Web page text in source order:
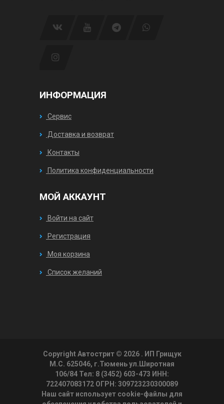
ИНФОРМАЦИЯ
Сервис
Доставка и возврат
Контакты
Политика конфиденциальности
МОЙ АККАУНТ
Войти на сайт
Регистрация
Моя корзина
Список желаний
Copyright Автострит © 2026 . ИП Грищук
М.С. 625046, г.Тюмень ул.Широтная
106/84 Тел: 8 (3452) 603-473 ИНН:
722407083172 ОГРН: 309723230300089
Наш сайт использует cookie-файлы для